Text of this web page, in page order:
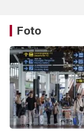
Foto